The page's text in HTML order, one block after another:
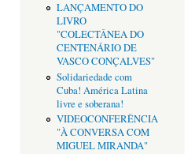
LANÇAMENTO DO
LIVRO
"COLECTÂNEA DO
CENTENÁRIO DE
VASCO CONÇALVES"
Solidariedade com
Cuba! América Latina
livre e soberana!
VIDEOCONFERÊNCIA
"À CONVERSA COM
MIGUEL MIRANDA"